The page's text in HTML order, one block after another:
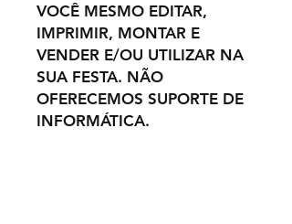
VOCÊ MESMO EDITAR,
IMPRIMIR, MONTAR E
VENDER E/OU UTILIZAR NA
SUA FESTA. NÃO
OFERECEMOS SUPORTE DE
INFORMÁTICA.